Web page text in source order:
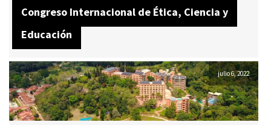
Congreso Internacional de Ética, Ciencia y
Educación
julio 6, 2022